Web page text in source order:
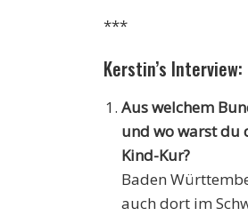
***
Kerstin’s Interview:
Aus welchem
und wo warst du
Kind-Kur?
Baden
auch dort im